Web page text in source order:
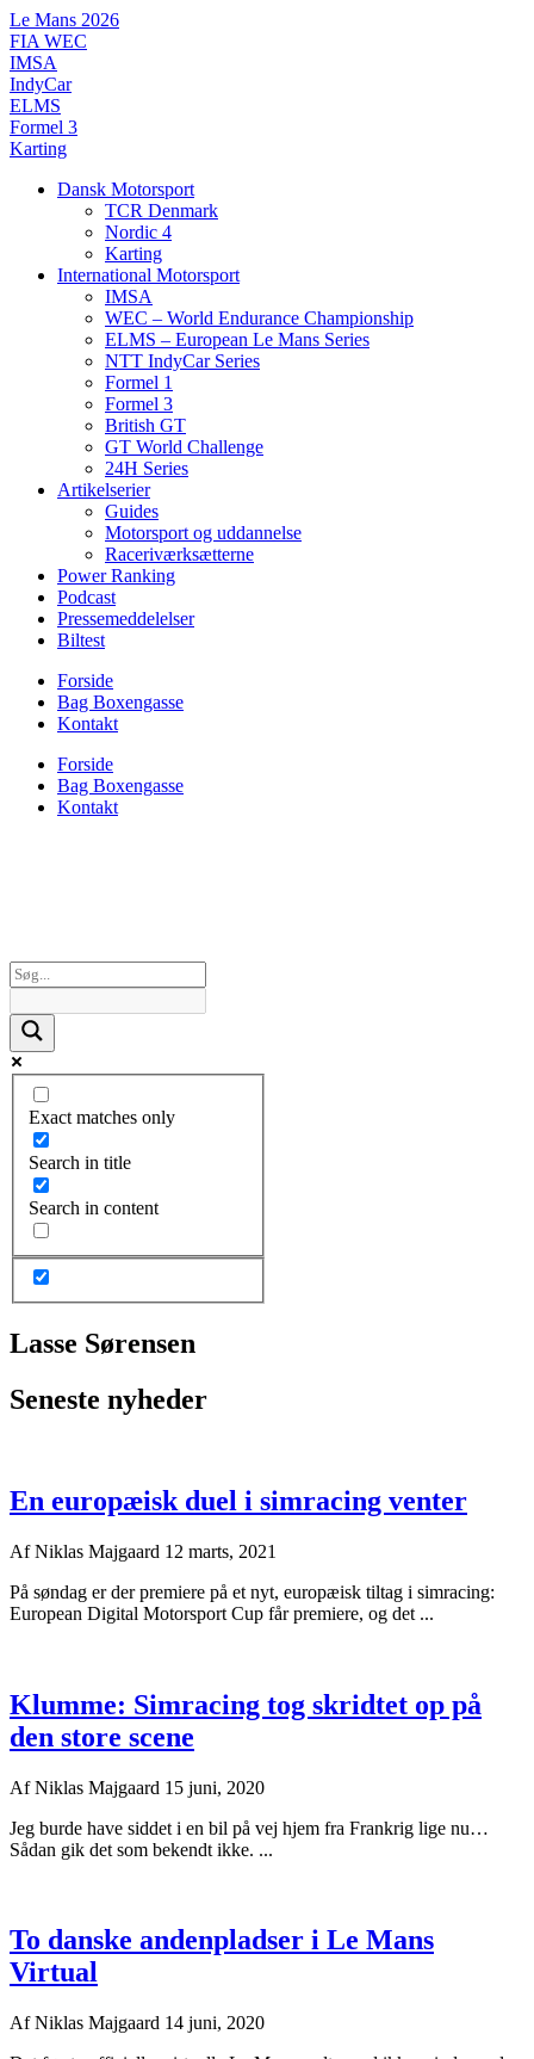
Videre
til
indhold
Le Mans 2026
FIA WEC
IMSA
IndyCar
ELMS
Formel 3
Karting
Dansk Motorsport
TCR Denmark
Nordic 4
Karting
International Motorsport
IMSA
WEC – World Endurance Championship
ELMS – European Le Mans Series
NTT IndyCar Series
Formel 1
Formel 3
British GT
GT World Challenge
24H Series
Artikelserier
Guides
Motorsport og uddannelse
Raceriværksætterne
Power Ranking
Podcast
Pressemeddelelser
Biltest
Forside
Bag Boxengasse
Kontakt
Forside
Bag Boxengasse
Kontakt
Exact matches only
Search in title
Search in content
Lasse Sørensen
Seneste nyheder
En europæisk duel i simracing venter
AfNiklas Majgaard 12 marts, 2021
På søndag er der premiere på et nyt, europæisk tiltag i simracing:
European Digital Motorsport Cup får premiere, og det ...
Klumme: Simracing tog skridtet op på
den store scene
AfNiklas Majgaard 15 juni, 2020
Jeg burde have siddet i en bil på vej hjem fra Frankrig lige nu…
Sådan gik det som bekendt ikke. ...
To danske andenpladser i Le Mans
Virtual
AfNiklas Majgaard 14 juni, 2020